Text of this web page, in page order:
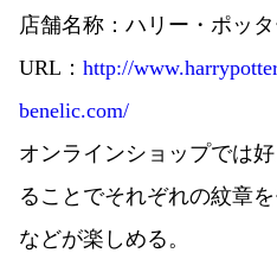
店舗名称： ハリー・ポッ
URL： http://
benelic.com/
オンラインショップでは
ることでそれぞれの紋章
などが楽しめる。